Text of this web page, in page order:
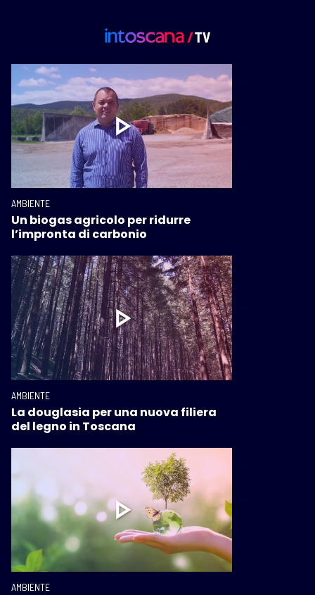
AMBIENTE
Un biogas agricolo per ridurre
l’impronta di carbonio
AMBIENTE
La douglasia per una nuova filiera
del legno in Toscana
AMBIENTE